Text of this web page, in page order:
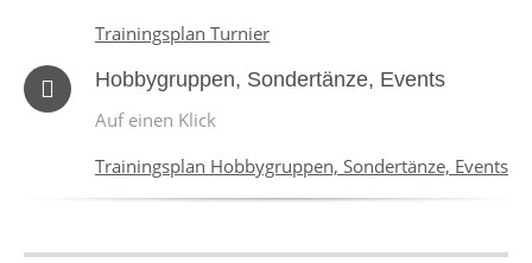
Trainingsplan Turnier
Hobbygruppen, Sondertänze, Events
Auf einen Klick
Trainingsplan Hobbygruppen, Sondertänze, Events